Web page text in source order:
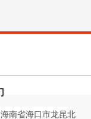
南省海口市龙昆北